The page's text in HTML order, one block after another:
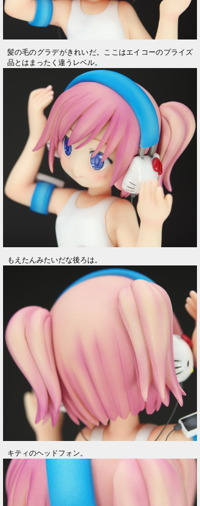
髪の毛のグラデがきれいだ。ここはエイコーのプライズ
品とはまったく違うレベル。
もえたんみたいだな後ろは。
キティのヘッドフォン。